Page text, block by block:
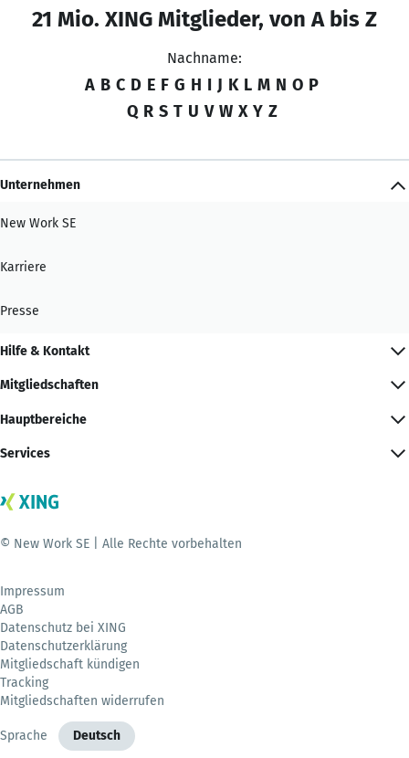
21 Mio. XING Mitglieder, von A bis Z
Nachname:
A B C D E F G H I J K L M N O P
Q R S T U V W X Y Z
Unternehmen
New Work SE
Karriere
Presse
Hilfe & Kontakt
Mitgliedschaften
Hauptbereiche
Services
© New Work SE | Alle Rechte vorbehalten
Impressum
AGB
Datenschutz bei XING
Datenschutzerklärung
Mitgliedschaft kündigen
Tracking
Mitgliedschaften widerrufen
Sprache Deutsch